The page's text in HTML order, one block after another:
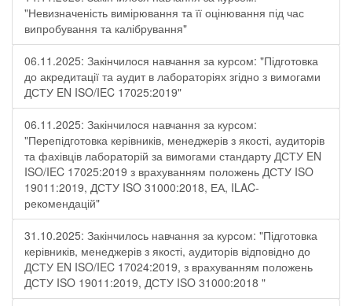
"Невизначеність вимірювання та її оцінювання під час
випробування та калібрування"
06.11.2025: Закінчилося навчання за курсом: "Підготовка
до акредитації та аудит в лабораторіях згідно з вимогами
ДСТУ EN ISO/IEC 17025:2019"
06.11.2025: Закінчилося навчання за курсом:
"Перепідготовка керівників, менеджерів з якості, аудиторів
та фахівців лабораторій за вимогами стандарту ДСТУ EN
ISO/IEC 17025:2019 з врахуванням положень ДСТУ ISO
19011:2019, ДСТУ ISO 31000:2018, ЕА, ILAC-
рекомендацій"
31.10.2025: Закінчилось навчання за курсом: "Підготовка
керівників, менеджерів з якості, аудиторів відповідно до
ДСТУ EN ISO/IEC 17024:2019, з врахуванням положень
ДСТУ ISO 19011:2019, ДСТУ ISO 31000:2018 "